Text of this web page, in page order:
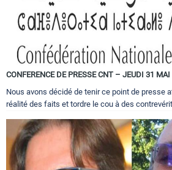
CONFERENCE DE PRESSE CNT – JEUDI 31
Nous avons décidé de tenir ce point de presse
réalité des faits et tordre le cou à des